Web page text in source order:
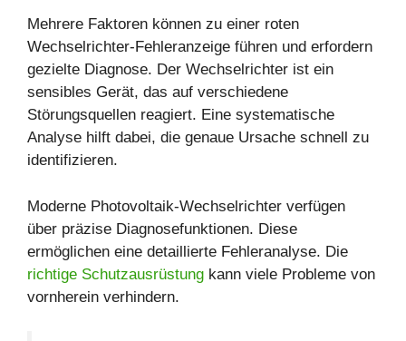
Mehrere Faktoren können zu einer roten
Wechselrichter-Fehleranzeige führen und erfordern
gezielte Diagnose. Der Wechselrichter ist ein
sensibles Gerät, das auf verschiedene
Störungsquellen reagiert. Eine systematische
Analyse hilft dabei, die genaue Ursache schnell zu
identifizieren.
Moderne Photovoltaik-Wechselrichter verfügen
über präzise Diagnosefunktionen. Diese
ermöglichen eine detaillierte Fehleranalyse. Die
richtige Schutzausrüstung kann viele Probleme von
vornherein verhindern.